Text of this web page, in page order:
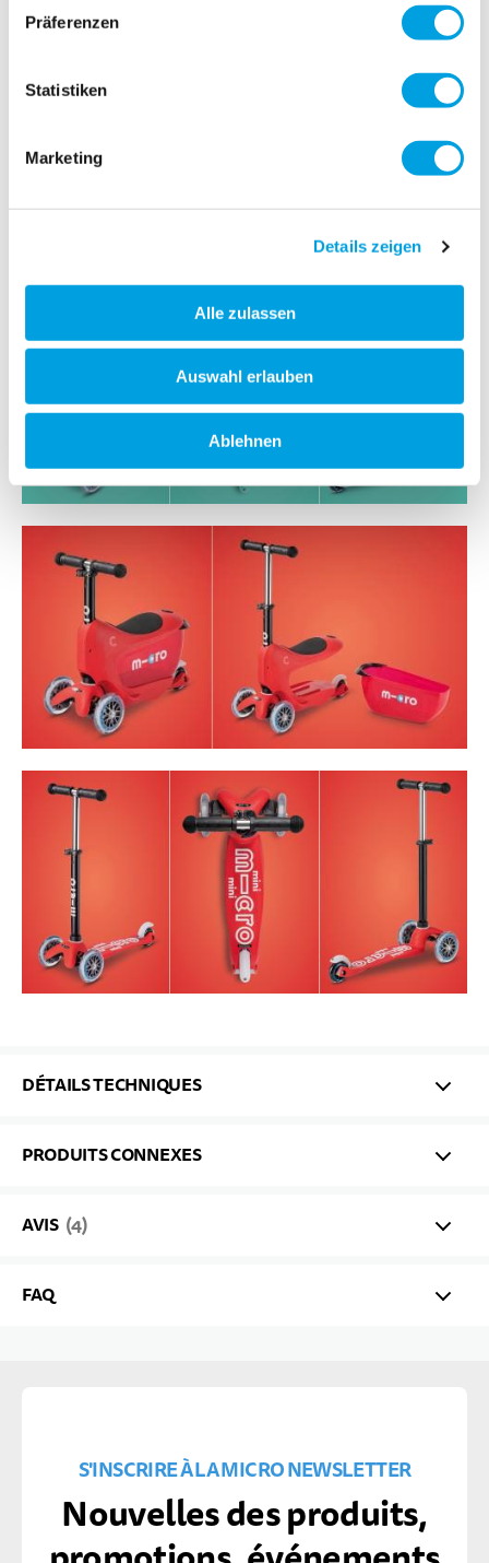
Präferenzen
Statistiken
Marketing
Details zeigen
Alle zulassen
Auswahl erlauben
Ablehnen
DÉTAILS TECHNIQUES
PRODUITS CONNEXES
AVIS 4
FAQ
S'INSCRIRE À LA MICRO NEWSLETTER
Nouvelles des produits,